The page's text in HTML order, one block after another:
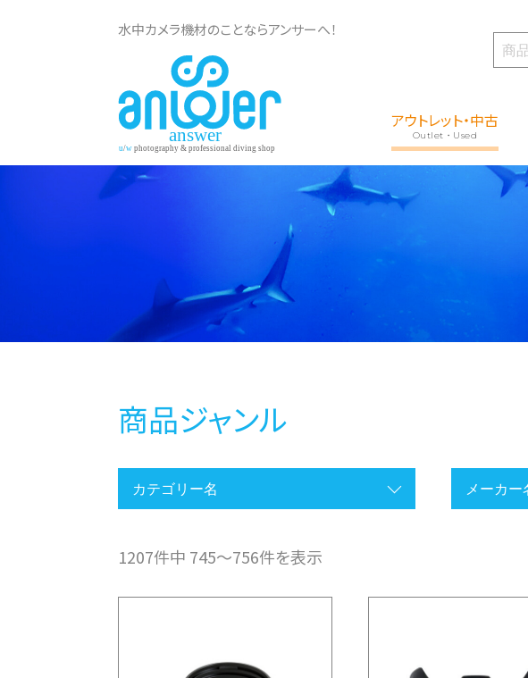
水中カメラ機材のことならアンサーへ！
アウトレット・中古
Outlet・Used
商品ジャンル
1207件中 745〜756件を表示